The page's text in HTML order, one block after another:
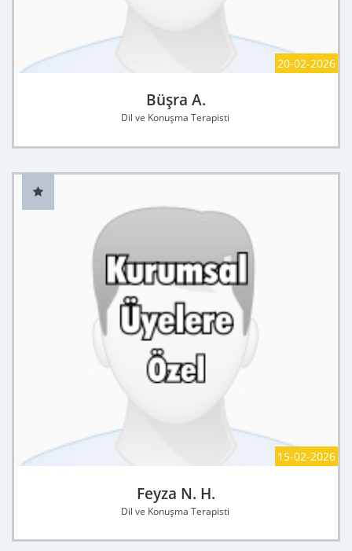
20-02-2026
Büşra A.
Dil ve Konuşma Terapisti
15-02-2026
Feyza N. H.
Dil ve Konuşma Terapisti